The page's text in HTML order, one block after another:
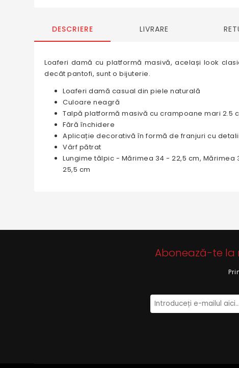
DESCRIERE LIVRARE
Loaferi damă cu platformă masivă, același look
decât pantofi, sunt o bijuterie.
Loaferi damă casual din piele naturală
Culoare neagră
Talpă platformă masivă cu crampoane mari 2.5
Fără închidere
Aplicație decorativă în formă de franjuri cu
Vârf pătrat
Lungime tălpic - Mărimea 34 - 22,5 cm,
25,5 cm
Abonează-te la